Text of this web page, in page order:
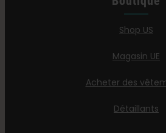
Shop US
Magasin UE
Acheter des
Détaillants